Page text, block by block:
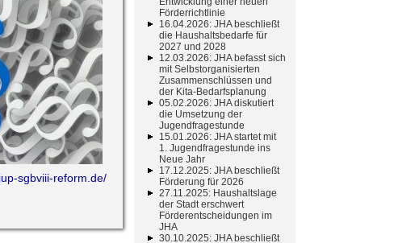
sgbviii-reform.de/
Förderrichtlinie
16.04.2026: JHA beschließt
die Haushaltsbedarfe für
2027 und 2028
12.03.2026: JHA befasst sich
mit Selbstorganisierten
Zusammenschlüssen und
der Kita-Bedarfsplanung
05.02.2026: JHA diskutiert
die Umsetzung der
Jugendfragestunde
15.01.2026: JHA startet mit
1. Jugendfragestunde ins
Neue Jahr
17.12.2025: JHA beschließt
Förderung für 2026
27.11.2025: Haushaltslage
der Stadt erschwert
Förderentscheidungen im
JHA
30.10.2025: JHA beschließt